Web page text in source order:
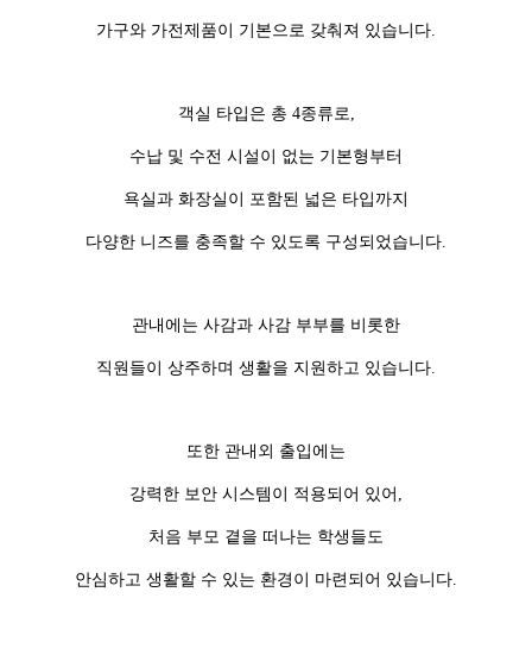
가구와 가전제품이 기본으로 갖춰져 있습니다.
객실 타입은 총 4종류로,
수납 및 수전 시설이 없는 기본형부터
욕실과 화장실이 포함된 넓은 타입까지
다양한 니즈를 충족할 수 있도록 구성되었습니다.
관내에는 사감과 사감 부부를 비롯한
직원들이 상주하며 생활을 지원하고 있습니다.
또한 관내외 출입에는
강력한 보안 시스템이 적용되어 있어,
처음 부모 곁을 떠나는 학생들도
안심하고 생활할 수 있는 환경이 마련되어 있습니다.